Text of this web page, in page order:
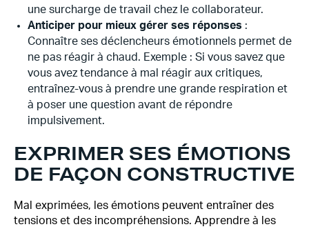
une surcharge de travail chez le collaborateur.
Anticiper pour mieux gérer ses réponses :
Connaître ses déclencheurs émotionnels permet de
ne pas réagir à chaud. Exemple : Si vous savez que
vous avez tendance à mal réagir aux critiques,
entraînez-vous à prendre une grande respiration et
à poser une question avant de répondre
impulsivement.
EXPRIMER SES ÉMOTIONS
DE FAÇON CONSTRUCTIVE
Mal exprimées, les émotions peuvent entraîner des
tensions et des incompréhensions. Apprendre à les